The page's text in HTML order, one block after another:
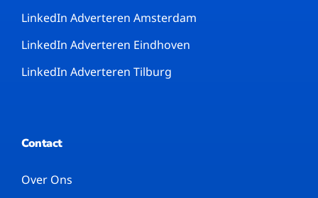
LinkedIn Adverteren Amsterdam
LinkedIn Adverteren Eindhoven
LinkedIn Adverteren Tilburg
Contact
Over Ons